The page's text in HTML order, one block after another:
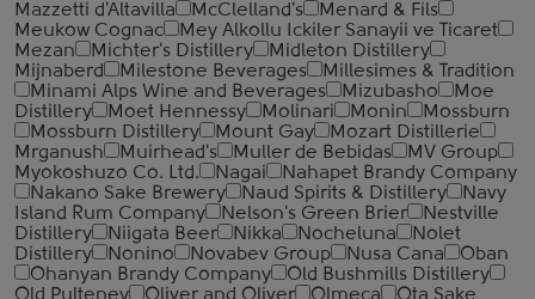
Mazzetti d'Altavilla
McClelland's
Menard & Fils
Meukow Cognac
Mey Alkollu Ickiler Sanayii ve Ticaret
Mezan
Michter's Distillery
Midleton Distillery
Mijnaberd
Milestone Beverages
Millesimes & Tradition
Minami Alps Wine and Beverages
Mizubasho
Moe
Distillery
Moet Hennessy Molinari Monin
Mossburn
Mossburn Distillery
Mount Gay
Mozart Distillerie
Mrganush
Muirhead's Muller de Bebidas
MV Group
Myokoshuzo Co. Ltd.
Nagai
Nahapet Brandy Company
Nakano Sake Brewery
Naud Spirits & Distillery
Navy
Island Rum Company
Nelson's Green Brier
Nestville
Distillery
Niigata Beer Nikka Nocheluna
Nolet
Distillery
Nonino Novabev Group Nusa Cana
Oban
Ohanyan Brandy Company
Old Bushmills Distillery